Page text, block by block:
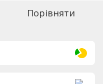
Порівняти